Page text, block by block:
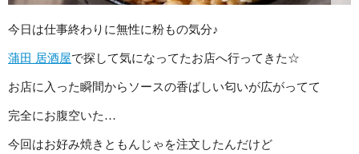
今日は仕事終わりに無性に粉もの気分♪
蒲田 居酒屋で探して気になってたお店へ行ってきた☆
お店に入った瞬間からソースの香ばしい匂いが広がってて
完全にお腹空いた…
今回はお好み焼きともんじゃを注文したんだけど